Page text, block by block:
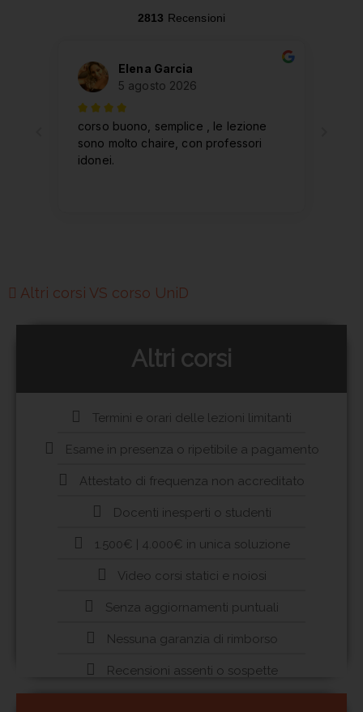
Altri corsi VS corso UniD
Altri corsi
Termini e orari delle lezioni limitanti
Esame in presenza o ripetibile a pagamento
Attestato di frequenza non accreditato
Docenti inesperti o studenti
1.500€ | 4.000€ in unica soluzione
Video corsi statici e noiosi
Senza aggiornamenti puntuali
Nessuna garanzia di rimborso
Recensioni assenti o sospette